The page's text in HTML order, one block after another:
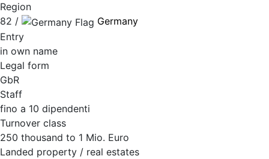
Region
82 /
Germany
Entry
in own name
Legal form
GbR
Staff
fino a 10 dipendenti
Turnover class
250 thousand to 1 Mio. Euro
Landed property / real estates